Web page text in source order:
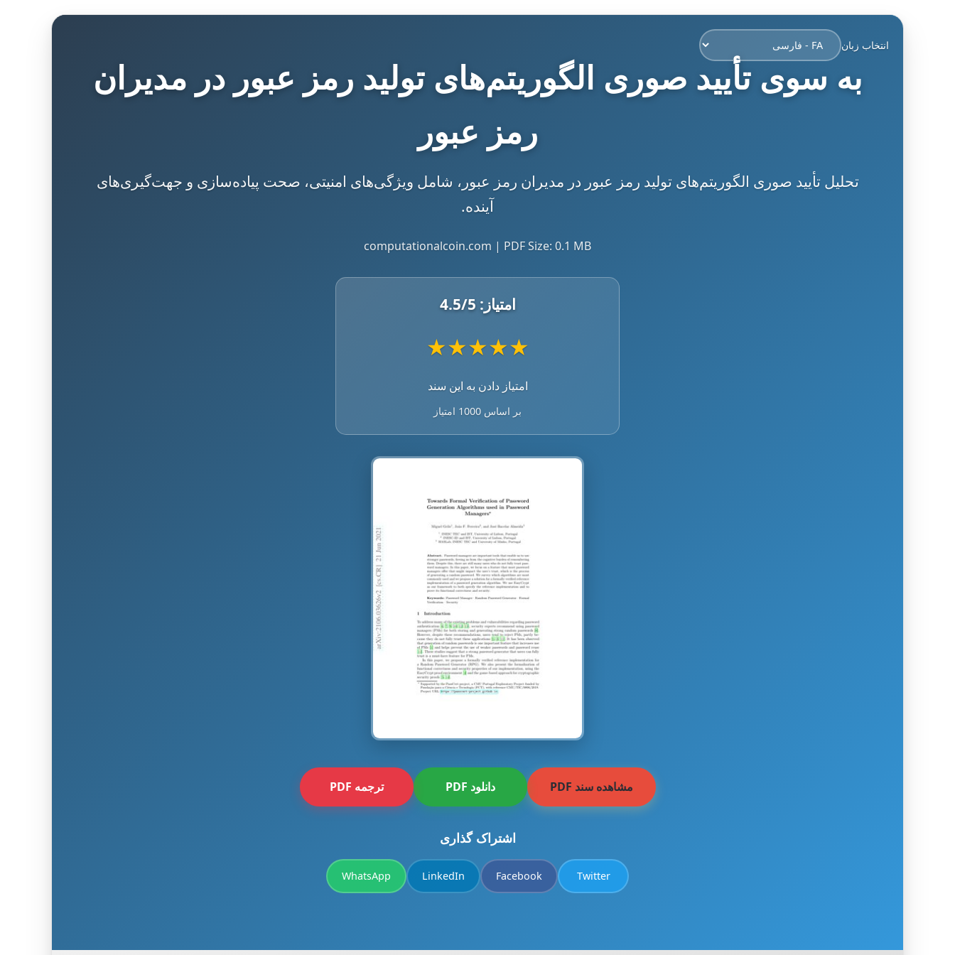
انتخاب زبان
به سوی تأیید صوری الگوریتم‌های تولید رمز عبور در مدیران
رمز عبور
تحلیل تأیید صوری الگوریتم‌های تولید رمز عبور در مدیران رمز عبور، شامل ویژگی‌های امنیتی، صحت پیاده‌سازی و جهت‌گیری‌های
آینده.
computationalcoin.com | PDF Size: 0.1 MB
امتیاز: 4.5/5
★
★
★
★
★
امتیاز دادن به این سند
بر اساس 1000 امتیاز
مشاهده سند PDF دانلود PDF ترجمه PDF
اشتراک گذاری
Twitter
Facebook
LinkedIn
WhatsApp